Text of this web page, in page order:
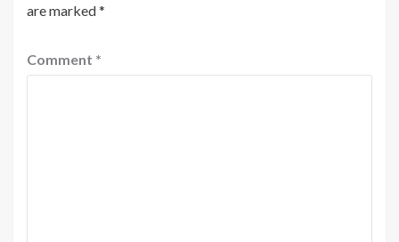
are marked*
Comment *